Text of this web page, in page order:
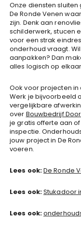
Onze diensten
De Ronde Venen
zijn. Denk aan
schilderwerk, stucen
voor een strak
onderhoud vraagt.
aanpakken? Dan
alles logisch op
Ook voor projecten
Werk je bijvoorbeeld
vergelijkbare
over Bouwbedrijf
je gratis offerte aan
inspectie.
jouw project in De
voeren.
Lees ook:De Ronde
Lees ook:Stukadoor
Lees ook: